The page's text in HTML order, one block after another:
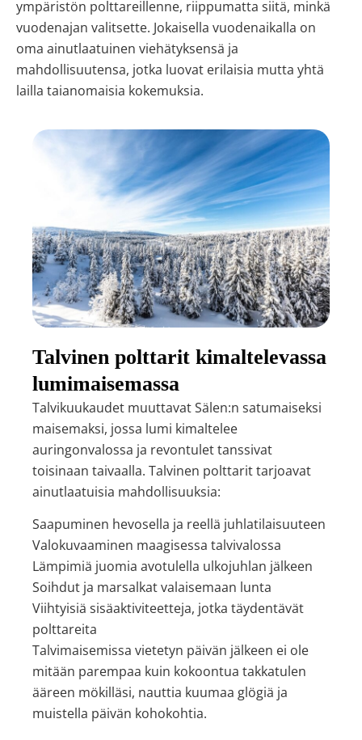
ympäristön polttareillenne, riippumatta siitä, minkä
vuodenajan valitsette. Jokaisella vuodenaikalla on
oma ainutlaatuinen viehätyksensä ja
mahdollisuutensa, jotka luovat erilaisia mutta yhtä
lailla taianomaisia kokemuksia.
Talvinen polttarit kimaltelevassa
lumimaisemassa
Talvikuukaudet muuttavat Sälen:n satumaiseksi
maisemaksi, jossa lumi kimaltelee
auringonvalossa ja revontulet tanssivat
toisinaan taivaalla. Talvinen polttarit tarjoavat
ainutlaatuisia mahdollisuuksia:
Saapuminen hevosella ja reellä juhlatilaisuuteen
Valokuvaaminen maagisessa talvivalossa
Lämpimiä juomia avotulella ulkojuhlan jälkeen
Soihdut ja marsalkat valaisemaan lunta
Viihtyisiä sisäaktiviteetteja, jotka täydentävät
polttareita
Talvimaisemissa vietetyn päivän jälkeen ei ole
mitään parempaa kuin kokoontua takkatulen
ääreen mökilläsi, nauttia kuumaa glögiä ja
muistella päivän kohokohtia.